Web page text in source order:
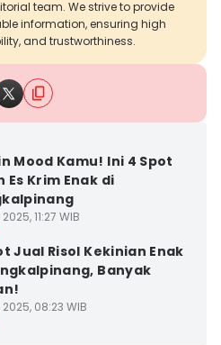
team. We strive to provide
information, ensuring high
and trustworthiness.
Mood Kamu! Ini 4 Spot
Es Krim Enak di
11:27 WIB
Jual Risol Kekinian Enak
Banyak
2025, 08:23 WIB